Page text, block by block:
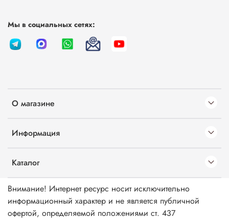
О магазине
Информация
Каталог
Мы в социальных сетях:
Внимание! Интернет ресурс носит исключительно
информационный характер и не является публичной
офертой, определяемой положениями ст. 437